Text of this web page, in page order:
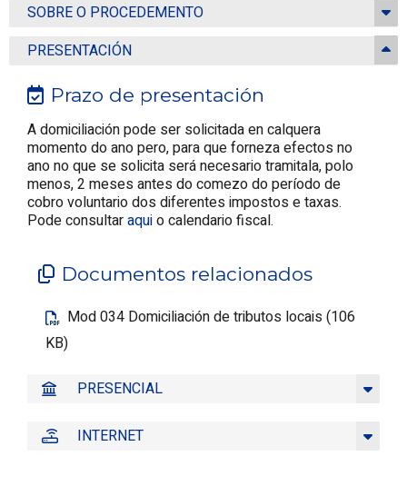
SOBRE O PROCEDEMENTO
PRESENTACIÓN
Prazo de presentación
A domiciliación pode ser solicitada en calquera
momento do ano pero, para que forneza efectos no
ano no que se solicita será necesario tramitala, polo
menos, 2 meses antes do comezo do período de
cobro voluntario dos diferentes impostos e taxas.
Pode consultaraquio calendario fiscal.
Documentos relacionados
Mod 034 Domiciliación de tributos locais (106
KB)
PRESENCIAL
INTERNET